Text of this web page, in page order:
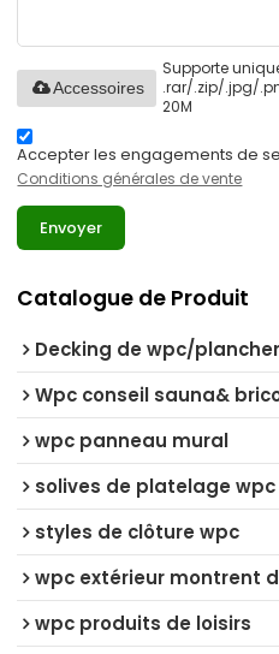
Supporte
.rar/.zip/.jpg/
20M
Accessoires
Accepter les engagements de
Conditions générales de vente
Envoyer
Catalogue de Produit
Decking de wpc/plancher
Wpc conseil sauna&
wpc panneau mural
solives de platelage wpc
styles de clôture wpc
wpc extérieur montrent
wpc produits de loisirs